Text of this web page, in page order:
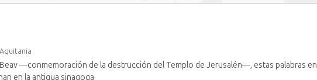
—conmemoración de la destrucción del Templo de Jerusalén—, estas palabras en
en la antigua sinagoga